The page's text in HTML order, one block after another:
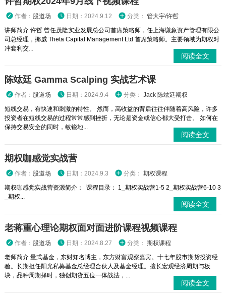
作者： 股道场 日期：2024.9.12 分类： 管大宇/许哲
讲师简介 许哲 曾任茂隆实业发展总公司首席策略师，任上海谦象资产管理有限公
司总经理，挪威 Theta Capital Management Ltd 首席策略师。主要领域为期权对
冲套利交...
阅读全文
陈竑廷 Gamma Scalping 实战艺术课
作者： 股道场 日期：2024.9.4 分类： Jack 陈竑廷期权
短线交易，有快速和刺激的特性。 然而，高收益的背后往往伴随着高风险，许多
投资者在短线交易的过程常常感到挫折，无论是资金或信心都大受打击。 如何在
保持交易安全的同时，敏锐地...
阅读全文
期权咖感觉实战营
作者： 股道场 日期：2024.9.3 分类： 期权课程
期权咖感觉实战营资源简介： 课程目录： 1_期权实战营1-5 2_期权实战营6-10 3
_期权...
阅读全文
老蒋重心理论期权面对面进阶课程视频课程
作者： 股道场 日期：2024.8.27 分类： 期权课程
老师简介 量式基金，东财知名博主，东方财富观察嘉宾。十七年股市期货投资经
验。长期担任阳光私募基金总经理合伙人及基金经理。擅长宏观经济周期与板
块，品种周期择时，独创期货五位一体战法，...
阅读全文